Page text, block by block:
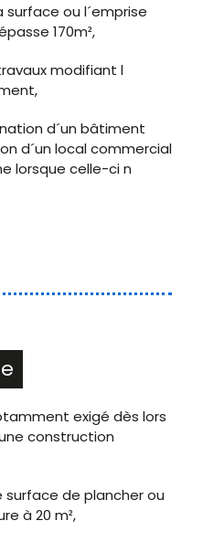
surface ou l´emprise
170m²,
modifiant l
d´un bâtiment
d´un local commercial
lorsque celle-ci n
exigé dès lors
construction
de plancher ou
à 20 m²,